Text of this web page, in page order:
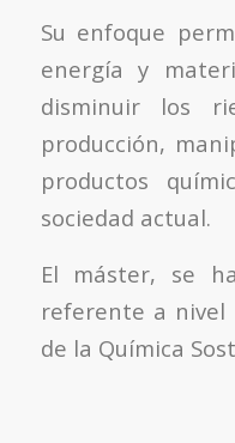
Su enfoque
energía y
disminuir los
producción,
productos
sociedad actual.
El máster, se
referente a nivel
de la Química